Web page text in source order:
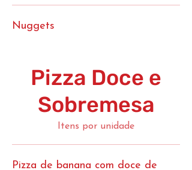
Nuggets
Pizza Doce e
Sobremesa
Itens por unidade
Pizza de banana com doce de